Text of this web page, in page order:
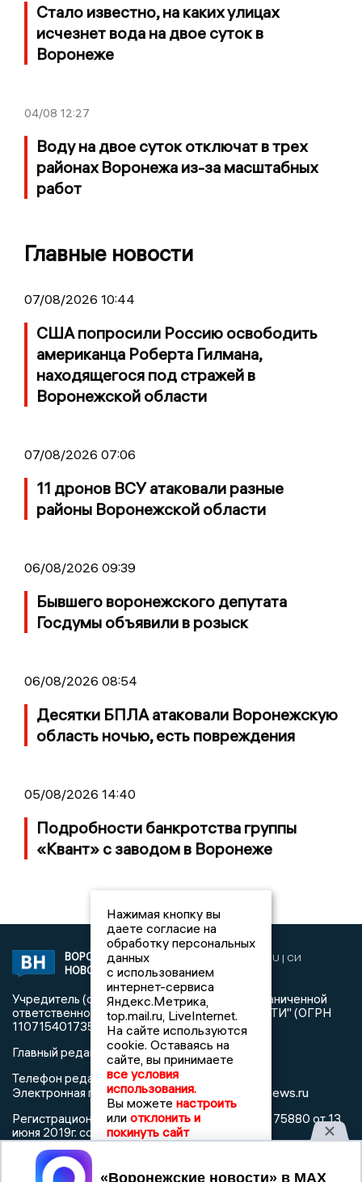
Стало известно, на каких улицах
исчезнет вода на двое суток в
Воронеже
04/08 12:27
Воду на двое суток отключат в трех
районах Воронежа из-за масштабных
работ
Главные новости
07/08/2026 10:44
США попросили Россию освободить
американца Роберта Гилмана,
находящегося под стражей в
Воронежской области
07/08/2026 07:06
11 дронов ВСУ атаковали разные
районы Воронежской области
06/08/2026 09:39
Бывшего воронежского депутата
Госдумы объявили в розыск
06/08/2026 08:54
Десятки БПЛА атаковали Воронежскую
область ночью, есть повреждения
05/08/2026 14:40
Подробности банкротства группы
«Квант» с заводом в Воронеже
ВОРОНЕЖСКИЕ
НОВОСТИ
2019 © VORONEZHNEWS.RU | СИ
«Воронежские новости»
Учредитель (соучредители): Общество с ограниченной
ответственностью "РЕГИОНАЛЬНЫЕ НОВОСТИ" (ОГРН
1107154017354)
Главный редактор: Пирогов А.А.
Телефон редакции: +7 (473) 262 77 92
Электронная почта редакции:info@voronezhnews.ru
Регистрационный номер: серия Эл № ФС 77 - 75880 от 13
июня 2019г. согласно выписке из реестра
зарегистрированных средств массовой информации
выдана Федеральной службой по надзору в сфере связи,
информационных технологий и массовых коммуникаций
Нажимая кнопку вы
даете согласие на
обработку персональных
данных
с использованием
интернет-сервиса
Яндекс.Метрика,
top.mail.ru, LiveInternet.
На сайте используются
cookie. Оставаясь на
сайте, вы принимаете
все условия
использования.
Вы можете настроить
или отклонить и
покинуть сайт
Принять